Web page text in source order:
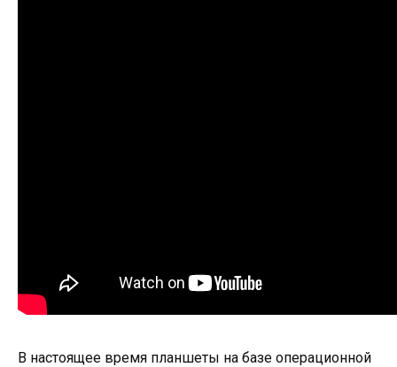
В настоящее время планшеты на базе операционной